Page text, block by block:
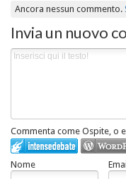
Ancora nessun commento.
Invia un nuovo
Commenta come Ospite, o
Nome